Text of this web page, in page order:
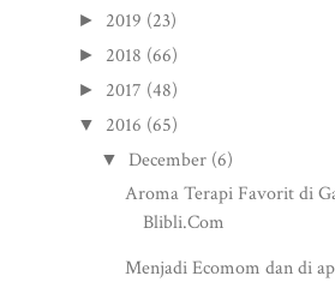
► 2019 (23)
► 2018 (66)
► 2017 (48)
▼ 2016 (65)
▼ December (6)
Aroma Terapi Favorit di
Blibli.Com
Menjadi Ecomom dan di